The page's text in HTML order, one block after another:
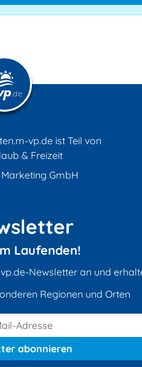
vp.de ist Teil von
& Freizeit
Marketing GmbH
Laufenden!
Newsletter an und
Regionen und Orten
abonnieren